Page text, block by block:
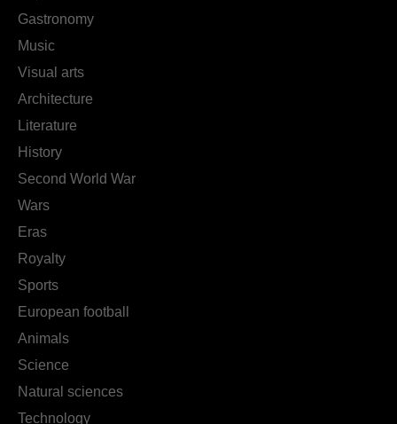
Gastronomy
Music
Visual arts
Architecture
Literature
History
Second World War
Wars
Eras
Royalty
Sports
European football
Animals
Science
Natural sciences
Technology